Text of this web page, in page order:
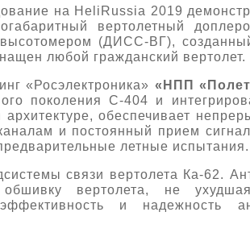
на HeliRussia 2019
вертолетный
высотомером (ДИСС-ВГ),
любой гражданский вертолет.
«Росэлектроника» «НПП
поколения С-404 и
обеспечивает
и постоянный прием
летные испытания.
связи вертолета Ка-62.
обшивку вертолета, не
и надежность